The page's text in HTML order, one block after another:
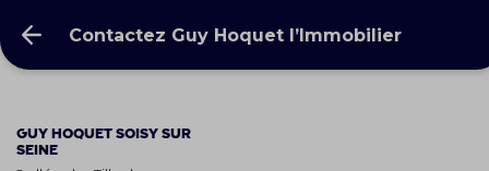
Contactez Guy Hoquet l’Immobilier
GUY HOQUET SOISY SUR
SEINE